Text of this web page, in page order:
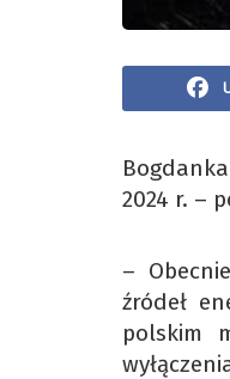
2024 r. –
–
źródeł
polskim